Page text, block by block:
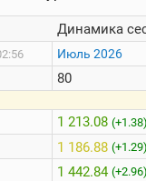
Динамика
Июль 2026
80
1 213.08
1 186.88
1 442.84